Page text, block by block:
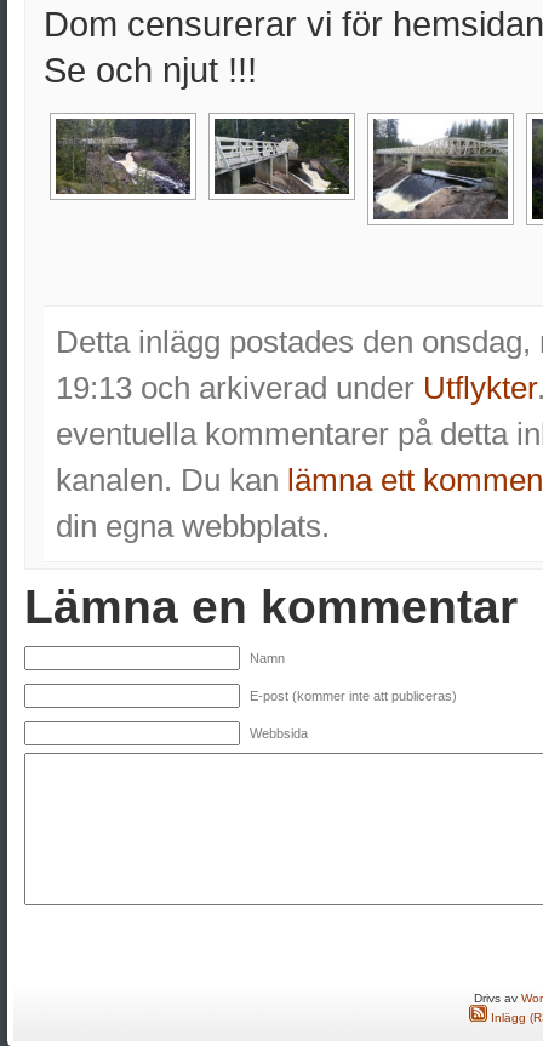
Dom censurerar vi för
Se och njut !!!
Detta inlägg postades den
19:13 och arkiverad under Utflykter
eventuella kommentarer på detta
kanalen. Du kan lämna ett
din egna webbplats.
Lämna en kommentar
Namn
E-post (kommer inte att publiceras)
Webbsida
Drivs av
Inlägg